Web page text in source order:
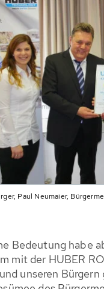
Paul Neumaier,
Bedeutung habe
der HUBER
unseren